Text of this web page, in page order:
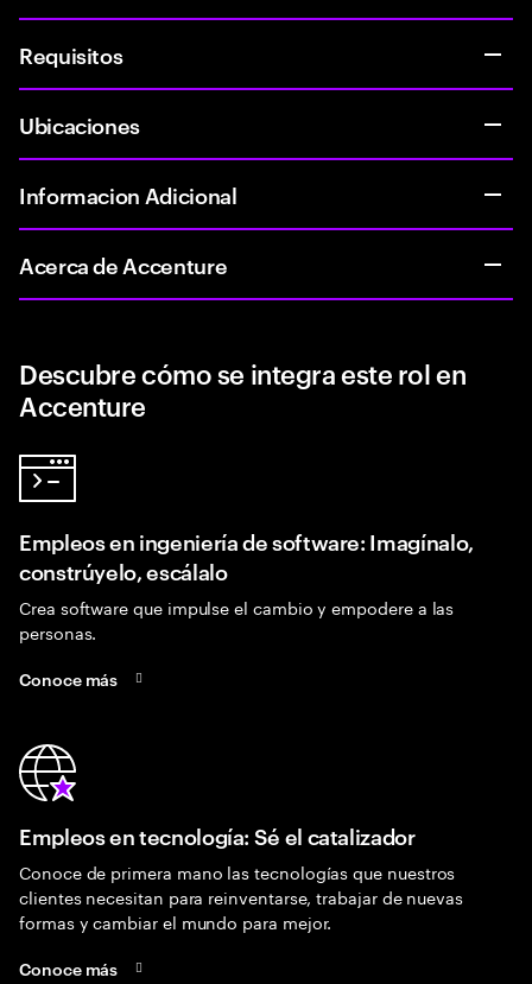
Requisitos
Ubicaciones
Informacion Adicional
Acerca de Accenture
Descubre cómo se integra este rol en
Accenture
Empleos en ingeniería de software: Imagínalo,
constrúyelo, escálalo
Crea software que impulse el cambio y empodere a las
personas.
Conoce más
Empleos en tecnología: Sé el catalizador
Conoce de primera mano las tecnologías que nuestros
clientes necesitan para reinventarse, trabajar de nuevas
formas y cambiar el mundo para mejor.
Conoce más